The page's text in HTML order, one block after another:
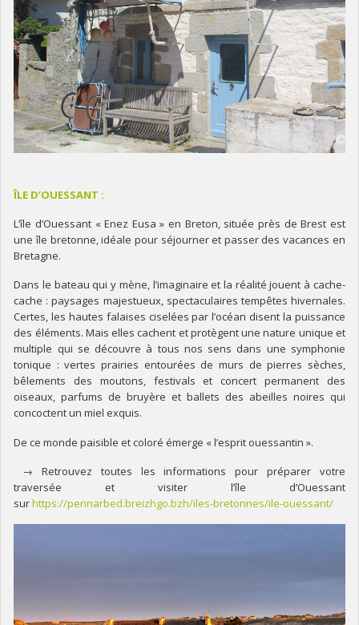
ÎLE D’OUESSANT :
L’île d’Ouessant « Enez Eusa » en Breton, située près de Brest est
une île bretonne, idéale pour séjourner et passer des vacances en
Bretagne.
Dans le bateau qui y mène, l’imaginaire et la réalité jouent à cache-
cache : paysages majestueux, spectaculaires tempêtes hivernales.
Certes, les hautes falaises ciselées par l’océan disent la puissance
des éléments. Mais elles cachent et protègent une nature unique et
multiple qui se découvre à tous nos sens dans une symphonie
tonique : vertes prairies entourées de murs de pierres sèches,
bêlements des moutons, festivals et concert permanent des
oiseaux, parfums de bruyère et ballets des abeilles noires qui
concoctent un miel exquis.
De ce monde paisible et coloré émerge « l’esprit ouessantin ».
→ Retrouvez toutes les informations pour préparer votre
traversée et visiter l’île d’Ouessant
surhttps://pennarbed.breizhgo.bzh/iles-bretonnes/ile-ouessant/